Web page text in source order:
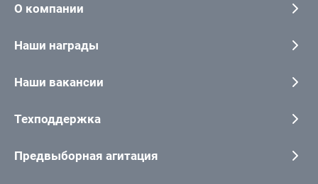
О компании
Наши награды
Наши вакансии
Техподдержка
Предвыборная агитация